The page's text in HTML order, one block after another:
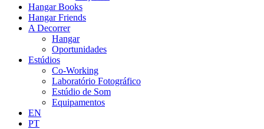
Hangar Books
Hangar Friends
A Decorrer
Hangar
Oportunidades
Estúdios
Co-Working
Laboratório Fotográfico
Estúdio de Som
Equipamentos
EN
PT